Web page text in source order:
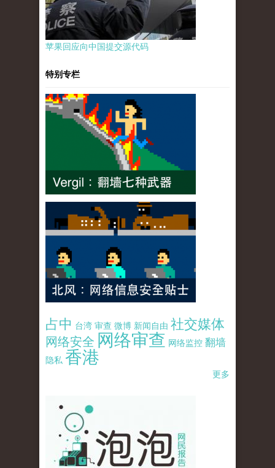
苹果回应向中国提交源代码
特别专栏
占中 台湾 审查 微博 新闻自由 社交媒体
网络安全 网络审查 网络监控 翻墙
隐私 香港
更多
pao-pao-banner-mirror-site-120814.jpg